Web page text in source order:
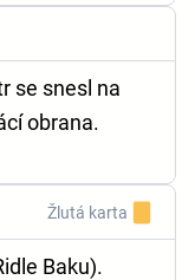
se snesl na
obrana.
Žlutá karta
Baku).